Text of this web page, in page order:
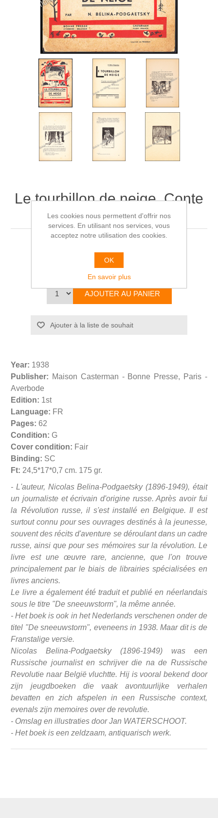
Le tourbillon de neige. Conte
soviétique
€20,00
Year: 1938
Publisher: Maison Casterman - Bonne Presse, Paris -
Averbode
Edition: 1st
Language: FR
Pages: 62
Condition: G
Cover condition: Fair
Binding: SC
Ft: 24,5*17*0,7 cm. 175 gr.
- L'auteur, Nicolas Belina-Podgaetsky (1896-1949), était
un journaliste et écrivain d'origine russe. Après avoir fui
la Révolution russe, il s'est installé en Belgique. Il est
surtout connu pour ses ouvrages destinés à la jeunesse,
souvent des récits d'aventure se déroulant dans un cadre
russe, ainsi que pour ses mémoires sur la révolution. Le
livre est une œuvre rare, ancienne, que l'on trouve
principalement par le biais de librairies spécialisées en
livres anciens.
Le livre a également été traduit et publié en néerlandais
sous le titre "De sneeuwstorm", la même année.
- Het boek is ook in het Nederlands verschenen onder de
titel "De sneeuwstorm", eveneens in 1938. Maar dit is de
Franstalige versie.
Nicolas Belina-Podgaetsky (1896-1949) was een
Russische journalist en schrijver die na de Russische
Revolutie naar België vluchtte. Hij is vooral bekend door
zijn jeugdboeken die vaak avontuurlijke verhalen
bevatten en zich afspelen in een Russische context,
evenals zijn memoires over de revolutie.
- Omslag en illustraties door Jan WATERSCHOOT.
- Het boek is een zeldzaam, antiquarisch werk.
Les cookies nous permettent d'offrir nos
services. En utilisant nos services, vous
acceptez notre utilisation des cookies.
OK
En savoir plus